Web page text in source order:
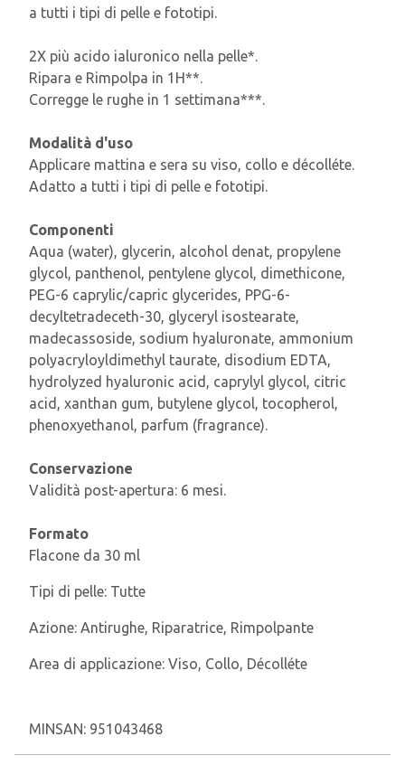
a tutti i tipi di pelle e fototipi.
2X più acido ialuronico nella pelle*.
Ripara e Rimpolpa in 1H**.
Corregge le rughe in 1 settimana***.
Modalità d'uso
Applicare mattina e sera su viso, collo e décolléte.
Adatto a tutti i tipi di pelle e fototipi.
Componenti
Aqua (water), glycerin, alcohol denat, propylene
glycol, panthenol, pentylene glycol, dimethicone,
PEG-6 caprylic/capric glycerides, PPG-6-
decyltetradeceth-30, glyceryl isostearate,
madecassoside, sodium hyaluronate, ammonium
polyacryloyldimethyl taurate, disodium EDTA,
hydrolyzed hyaluronic acid, caprylyl glycol, citric
acid, xanthan gum, butylene glycol, tocopherol,
phenoxyethanol, parfum (fragrance).
Conservazione
Validità post-apertura: 6 mesi.
Formato
Flacone da 30 ml
Tipi di pelle: Tutte
Azione: Antirughe, Riparatrice, Rimpolpante
Area di applicazione: Viso, Collo, Décolléte
MINSAN: 951043468